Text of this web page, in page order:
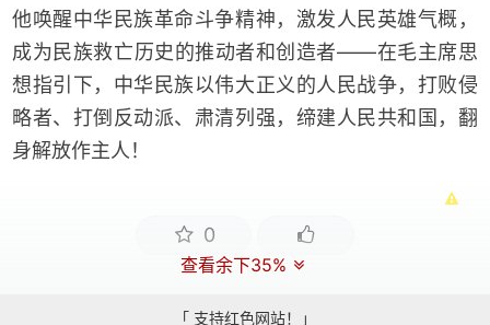
他唤醒中华民族革命斗争精神，激发人民英雄气概，
成为民族救亡历史的推动者和创造者——在毛主席思
想指引下，中华民族以伟大正义的人民战争，打败侵
略者、打倒反动派、肃清列强，缔建人民共和国，翻
身解放作主人！
0
查看余下35%
「 支持红色网站！」